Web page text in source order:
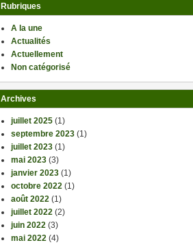
Rubriques
A la une
Actualités
Actuellement
Non catégorisé
Archives
juillet 2025 (1)
septembre 2023 (1)
juillet 2023 (1)
mai 2023 (3)
janvier 2023 (1)
octobre 2022 (1)
août 2022 (1)
juillet 2022 (2)
juin 2022 (3)
mai 2022 (4)